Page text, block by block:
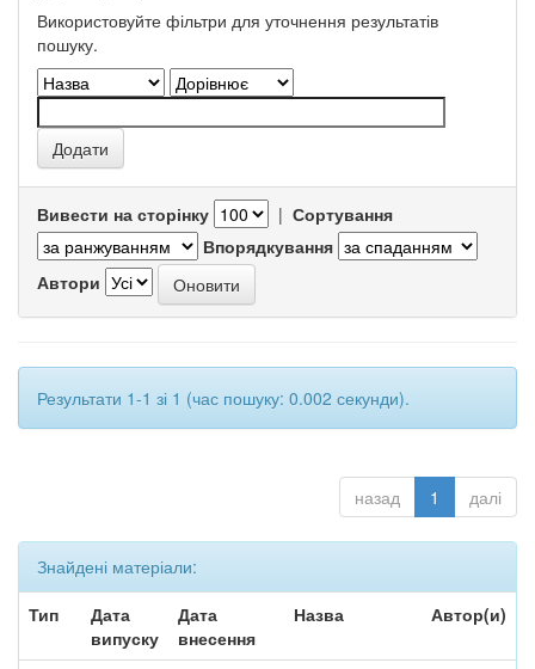
Використовуйте фільтри для уточнення результатів
пошуку.
Вивести на сторінку | Сортування
Впорядкування
Автори
Результати 1-1 зі 1 (час пошуку: 0.002 секунди).
назад 1 далі
Знайдені матеріали:
Тип
Дата
випуску
Дата
внесення
Назва Автор(и)